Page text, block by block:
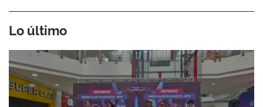
Lo último